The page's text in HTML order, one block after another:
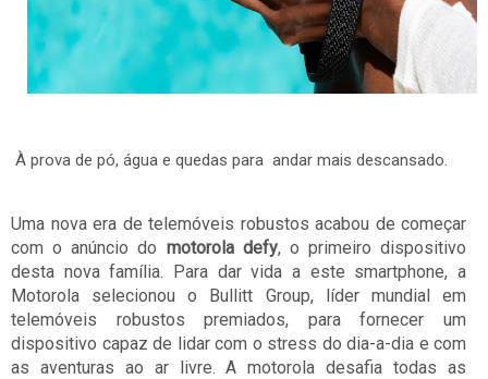
À prova de pó, água e quedas para andar mais descansado.
Uma nova era de telemóveis robustos acabou de começar
com o anúncio do motorola defy, o primeiro dispositivo
desta nova família. Para dar vida a este smartphone, a
Motorola selecionou o Bullitt Group, líder mundial em
telemóveis robustos premiados, para fornecer um
dispositivo capaz de lidar com o stress do dia-a-dia e com
as aventuras ao ar livre. A motorola desafia todas as